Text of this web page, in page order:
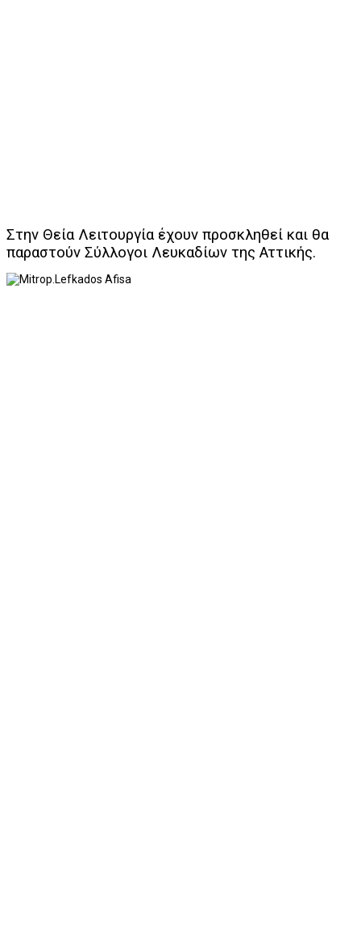
Στην Θεία Λειτουργία έχουν προσκληθεί και θα
παραστούν Σύλλογοι Λευκαδίων της Αττικής.